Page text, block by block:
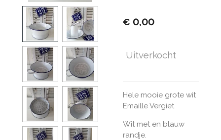
€ 0,00
Uitverkocht
Hele mooie grote wit
Emaille Vergiet
Wit met en blauw
randje.